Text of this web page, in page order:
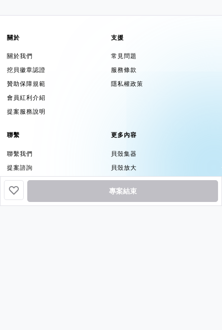
專案結束
關於
關於我們
挖貝徽章認證
贊助保障規範
會員紅利介紹
提案服務說明
支援
常見問題
服務條款
隱私權政策
聯繫
聯繫我們
提案諮詢
品牌資源
更多內容
貝殼集器
貝殼放大
群眾觀點
追蹤